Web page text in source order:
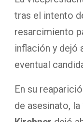
tras el intento
resarcimiento
inflación y dejó
eventual
En su
de asesinato,